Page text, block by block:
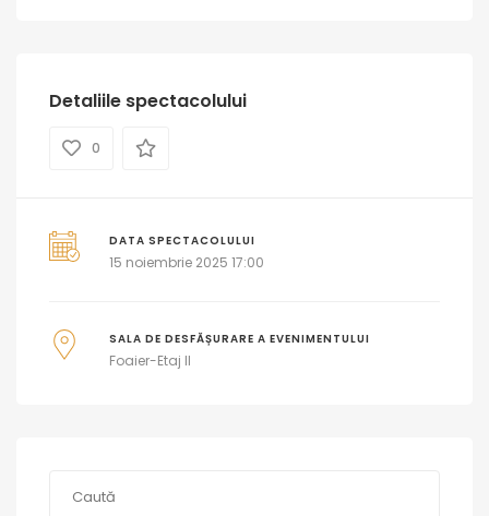
Detaliile spectacolului
0
DATA SPECTACOLULUI
15 noiembrie 2025 17:00
SALA DE DESFĂȘURARE A EVENIMENTULUI
Foaier-Etaj II